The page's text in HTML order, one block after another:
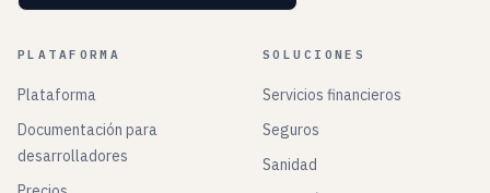
PLATAFORMA
Plataforma
Documentación para
desarrolladores
SOLUCIONES
Servicios financieros
Seguros
Sanidad